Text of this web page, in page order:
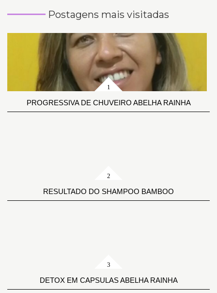
Postagens mais visitadas
PROGRESSIVA DE CHUVEIRO ABELHA RAINHA
RESULTADO DO SHAMPOO BAMBOO
DETOX EM CAPSULAS ABELHA RAINHA